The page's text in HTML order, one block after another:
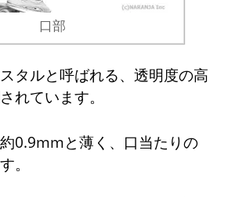
口部
タルと呼ばれる、透明度の高
れています。
0.9mmと薄く、口当たりの
。